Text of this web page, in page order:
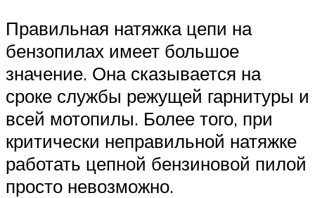
Правильная натяжка цепи на
бензопилах имеет большое
значение. Она сказывается на
сроке службы режущей гарнитуры и
всей мотопилы. Более того, при
критически неправильной натяжке
работать цепной бензиновой пилой
просто невозможно.